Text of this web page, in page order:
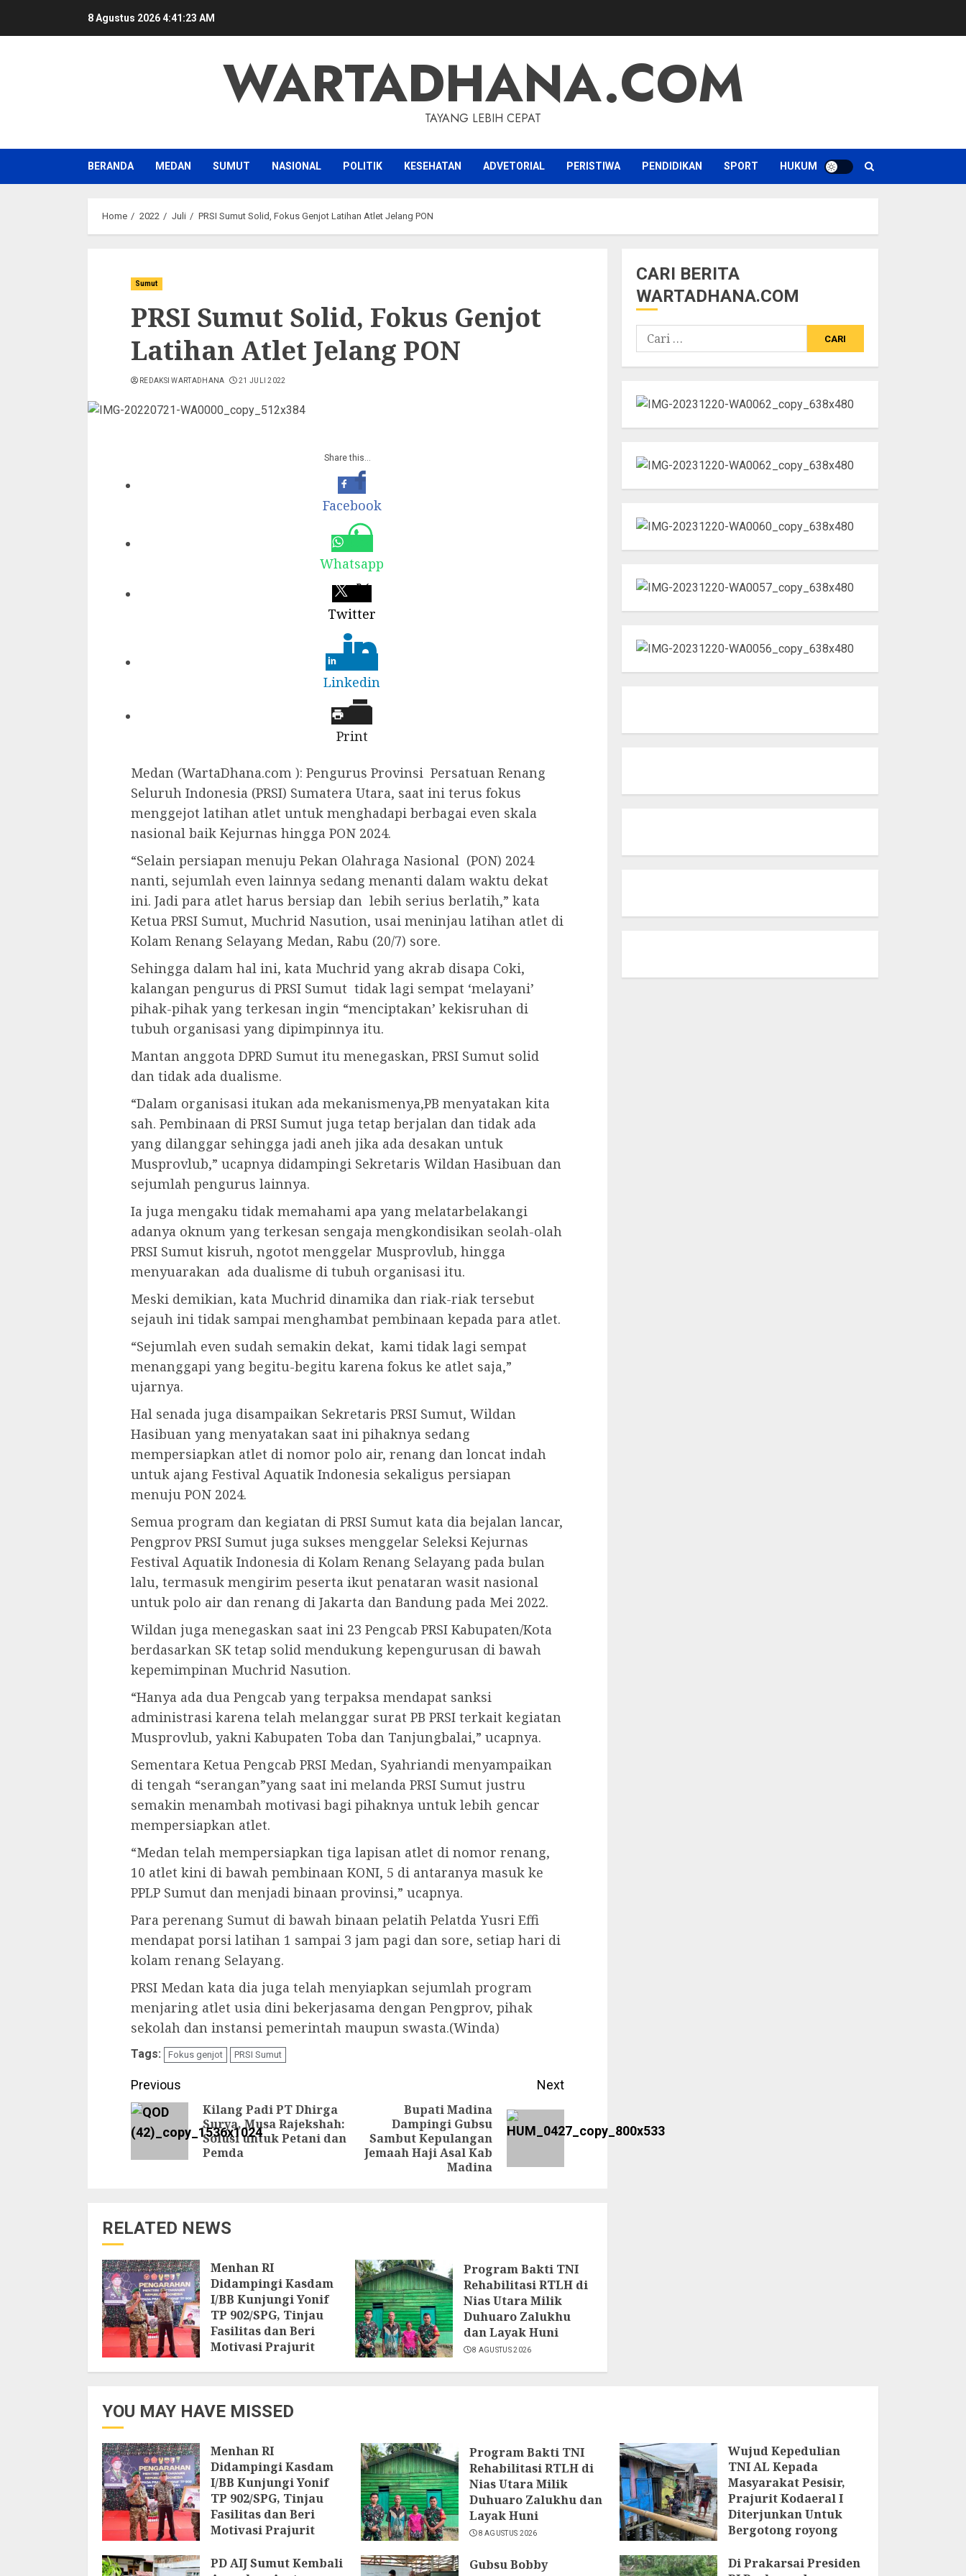
8 Agustus 20264:41:23 AM
WARTADHANA.COM
TAYANG LEBIH CEPAT
BERANDA MEDAN SUMUT NASIONAL POLITIK KESEHATAN ADVETORIAL PERISTIWA PENDIDIKAN SPORT HUKUM
Home 2022 Juli PRSI Sumut Solid, Fokus Genjot Latihan Atlet Jelang PON
Sumut
PRSI Sumut Solid, Fokus Genjot
Latihan Atlet Jelang PON
REDAKSI WARTADHANA 21 JULI 2022
Share this…
Facebook
Whatsapp
Twitter
Linkedin
Print
Medan (WartaDhana.com ): Pengurus Provinsi Persatuan Renang
Seluruh Indonesia (PRSI) Sumatera Utara, saat ini terus fokus
menggejot latihan atlet untuk menghadapi berbagai even skala
nasional baik Kejurnas hingga PON 2024.
“Selain persiapan menuju Pekan Olahraga Nasional (PON) 2024
nanti, sejumlah even lainnya sedang menanti dalam waktu dekat
ini. Jadi para atlet harus bersiap dan lebih serius berlatih,” kata
Ketua PRSI Sumut, Muchrid Nasution, usai meninjau latihan atlet di
Kolam Renang Selayang Medan, Rabu (20/7) sore.
Sehingga dalam hal ini, kata Muchrid yang akrab disapa Coki,
kalangan pengurus di PRSI Sumut tidak lagi sempat ‘melayani’
pihak-pihak yang terkesan ingin “menciptakan’ kekisruhan di
tubuh organisasi yang dipimpinnya itu.
Mantan anggota DPRD Sumut itu menegaskan, PRSI Sumut solid
dan tidak ada dualisme.
“Dalam organisasi itukan ada mekanismenya,PB menyatakan kita
sah. Pembinaan di PRSI Sumut juga tetap berjalan dan tidak ada
yang dilanggar sehingga jadi aneh jika ada desakan untuk
Musprovlub,” ucapnya didampingi Sekretaris Wildan Hasibuan dan
sejumlah pengurus lainnya.
Ia juga mengaku tidak memahami apa yang melatarbelakangi
adanya oknum yang terkesan sengaja mengkondisikan seolah-olah
PRSI Sumut kisruh, ngotot menggelar Musprovlub, hingga
menyuarakan ada dualisme di tubuh organisasi itu.
Meski demikian, kata Muchrid dinamika dan riak-riak tersebut
sejauh ini tidak sampai menghambat pembinaan kepada para atlet.
“Sejumlah even sudah semakin dekat, kami tidak lagi sempat
menanggapi yang begitu-begitu karena fokus ke atlet saja,”
ujarnya.
Hal senada juga disampaikan Sekretaris PRSI Sumut, Wildan
Hasibuan yang menyatakan saat ini pihaknya sedang
mempersiapkan atlet di nomor polo air, renang dan loncat indah
untuk ajang Festival Aquatik Indonesia sekaligus persiapan
menuju PON 2024.
Semua program dan kegiatan di PRSI Sumut kata dia bejalan lancar,
Pengprov PRSI Sumut juga sukses menggelar Seleksi Kejurnas
Festival Aquatik Indonesia di Kolam Renang Selayang pada bulan
lalu, termasuk mengirim peserta ikut penataran wasit nasional
untuk polo air dan renang di Jakarta dan Bandung pada Mei 2022.
Wildan juga menegaskan saat ini 23 Pengcab PRSI Kabupaten/Kota
berdasarkan SK tetap solid mendukung kepengurusan di bawah
kepemimpinan Muchrid Nasution.
“Hanya ada dua Pengcab yang terpaksa mendapat sanksi
administrasi karena telah melanggar surat PB PRSI terkait kegiatan
Musprovlub, yakni Kabupaten Toba dan Tanjungbalai,” ucapnya.
Sementara Ketua Pengcab PRSI Medan, Syahriandi menyampaikan
di tengah “serangan”yang saat ini melanda PRSI Sumut justru
semakin menambah motivasi bagi pihaknya untuk lebih gencar
mempersiapkan atlet.
“Medan telah mempersiapkan tiga lapisan atlet di nomor renang,
10 atlet kini di bawah pembinaan KONI, 5 di antaranya masuk ke
PPLP Sumut dan menjadi binaan provinsi,” ucapnya.
Para perenang Sumut di bawah binaan pelatih Pelatda Yusri Effi
mendapat porsi latihan 1 sampai 3 jam pagi dan sore, setiap hari di
kolam renang Selayang.
PRSI Medan kata dia juga telah menyiapkan sejumlah program
menjaring atlet usia dini bekerjasama dengan Pengprov, pihak
sekolah dan instansi pemerintah maupun swasta.(Winda)
Tags: Fokus genjot PRSI Sumut
Continue
Reading
Previous
Previous
post:
Kilang Padi PT Dhirga
Surya, Musa Rajekshah:
Solusi untuk Petani dan
Pemda
Next
Next
post:
Bupati Madina
Dampingi Gubsu
Sambut Kepulangan
Jemaah Haji Asal Kab
Madina
RELATED NEWS
Menhan RI
Didampingi Kasdam
I/BB Kunjungi Yonif
TP 902/SPG, Tinjau
Fasilitas dan Beri
Motivasi Prajurit
Program Bakti TNI
Rehabilitasi RTLH di
Nias Utara Milik
Duhuaro Zalukhu
dan Layak Huni
8 AGUSTUS 2026
CARI BERITA
WARTADHANA.COM
Cari
untuk:
YOU MAY HAVE MISSED
Menhan RI
Didampingi Kasdam
I/BB Kunjungi Yonif
TP 902/SPG, Tinjau
Fasilitas dan Beri
Motivasi Prajurit
Program Bakti TNI
Rehabilitasi RTLH di
Nias Utara Milik
Duhuaro Zalukhu dan
Layak Huni
8 AGUSTUS 2026
Wujud Kepedulian
TNI AL Kepada
Masyarakat Pesisir,
Prajurit Kodaeral I
Diterjunkan Untuk
Bergotong royong
Setempat
PD AIJ Sumut Kembali
Gubsu Bobby
Di Prakarsai Presiden